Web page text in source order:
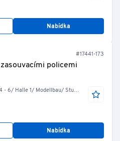
Nabídka
#17441-173
policemi
Halle 1/ Modellbau/ Studio 1
Nabídka